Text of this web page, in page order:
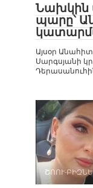
Նախկին
պարը՝
Այսօր
Սարգսյանի
ՇՈՈՒ-